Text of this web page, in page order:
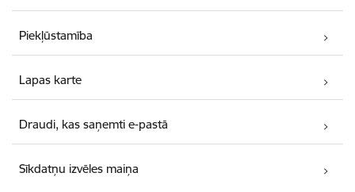
Piekļūstamība
Lapas karte
Draudi, kas saņemti e-pastā
Sīkdatņu izvēles maiņa